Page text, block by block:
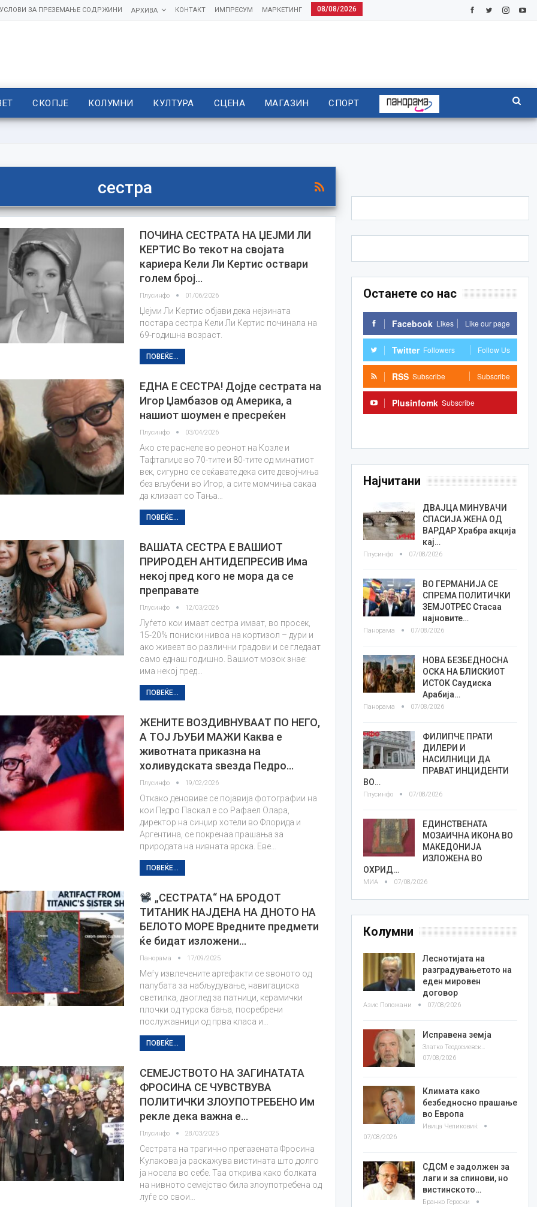
08/08/2026
МАРКЕТИНГ
ИМПРЕСУМ
КОНТАКТ
АРХИВА
УСЛОВИ ЗА ПРЕЗЕМАЊЕ СОДРЖИНИ
СКОПЈЕ КОЛУМНИ КУЛТУРА СЦЕНА МАГАЗИН СПОРТ
сестра
ПОЧИНА СЕСТРАТА НА ЏЕЈМИ ЛИ
КЕРТИС Во текот на својата
кариера Кели Ли Кертис оствари
голем број…
Плусинфо 01/06/2026
Џејми Ли Кертис објави дека нејзината
постара сестра Кели Ли Кертис починала на
69-годишна возраст.
ПОВЕЌЕ...
ЕДНА Е СЕСТРА! Дојде сестрата на
Игор Џамбазов од Америка, а
нашиот шоумен е пресреќен
Плусинфо 03/04/2026
Ако сте раснеле во реонот на Козле и
Тафталиџе во 70-тите и 80-тите од минатиот
век, сигурно се сеќавате дека сите девојчиња
без вљубени во Игор, а сите момчиња сакаа
да клизаат со Тања…
ПОВЕЌЕ...
ВАШАТА СЕСТРА Е ВАШИОТ
ПРИРОДЕН АНТИДЕПРЕСИВ Има
некој пред кого не мора да се
преправате
Плусинфо 12/03/2026
Луѓето кои имаат сестра имаат, во просек,
15-20% пониски нивоа на кортизол – дури и
ако живеат во различни градови и се гледаат
само еднаш годишно. Вашиот мозок знае:
има некој пред…
ПОВЕЌЕ...
ЖЕНИТЕ ВОЗДИВНУВААТ ПО НЕГО,
А ТОЈ ЉУБИ МАЖИ Каква е
животната приказна на
холивудската ѕвезда Педро…
Плусинфо 19/02/2026
Откако деновиве се појавија фотографии на
кои Педро Паскал е со Рафаел Олара,
директор на синџир хотели во Флорида и
Аргентина, се покренаа прашања за
природата на нивната врска. Еве…
ПОВЕЌЕ...
„СЕСТРАТА“ НА БРОДОТ
ТИТАНИК НАЈДЕНА НА ДНОТО НА
БЕЛОТО МОРЕ Вредните предмети
ќе бидат изложени…
Панорама 17/09/2025
Меѓу извлечените артефакти се ѕвоното од
палубата за набљудување, навигациска
светилка, двоглед за патници, керамички
плочки од турска бања, посребрени
послужавници од прва класа и…
ПОВЕЌЕ...
СЕМЕЈСТВОТО НА ЗАГИНАТАТА
ФРОСИНА СЕ ЧУВСТВУВА
ПОЛИТИЧКИ ЗЛОУПОТРЕБЕНО Им
рекле дека важна е…
Плусинфо 28/03/2025
Сестрата на трагично прегазената Фросина
Кулакова ја раскажува вистината што долго
ја носела во себе. Таа открива како болката
на нивното семејство била злоупотребена од
луѓе со свои…
Останете со нас
Facebook Likes Like our page
Twitter Followers Follow Us
RSS Subscribe Subscribe
Plusinfomk Subscribe
Најчитани
ДВАЈЦА МИНУВАЧИ
СПАСИЈА ЖЕНА ОД
ВАРДАР Храбра акција
кај…
Плусинфо 07/08/2026
ВО ГЕРМАНИЈА СЕ
СПРЕМА ПОЛИТИЧКИ
ЗЕМЈОТРЕС Стасаа
најновите…
Панорама 07/08/2026
НОВА БЕЗБЕДНОСНА
ОСКА НА БЛИСКИОТ
ИСТОК Саудиска
Арабија…
Панорама 07/08/2026
ФИЛИПЧЕ ПРАТИ
ДИЛЕРИ И
НАСИЛНИЦИ ДА
ПРАВАТ ИНЦИДЕНТИ
ВО…
Плусинфо 07/08/2026
ЕДИНСТВЕНАТА
МОЗАИЧНА ИКОНА ВО
МАКЕДОНИЈА
ИЗЛОЖЕНА ВО
ОХРИД…
МИА 07/08/2026
Колумни
Леснотијата на
разградувањетото на
еден мировен
договор
Азис Положани 07/08/2026
Исправена земја
Златко Теодосиевски
07/08/2026
Климата како
безбедносно прашање
во Европа
Ивица Челиковиќ
07/08/2026
СДСМ е задолжен за
лаги и за спинови, но
вистинското…
Бранко Героски